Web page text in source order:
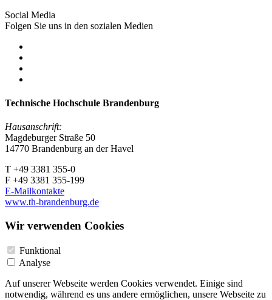
Social Media
Folgen Sie uns in den sozialen Medien
Technische Hochschule Brandenburg
Hausanschrift:
Magdeburger Straße 50
14770 Brandenburg an der Havel
T +49 3381 355-0
F +49 3381 355-199
E-Mailkontakte
www.th-brandenburg.de
Wir verwenden Cookies
Funktional
Analyse
Auf unserer Webseite werden Cookies verwendet. Einige sind
notwendig, während es uns andere ermöglichen, unsere Webseite zu